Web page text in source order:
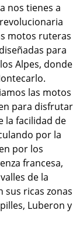
nos tienes a
motos ruteras
para
Alpes, donde
las motos
para disfrutar
la facilidad de
por la
por los
francesa,
de la
sus ricas zonas
Luberon y